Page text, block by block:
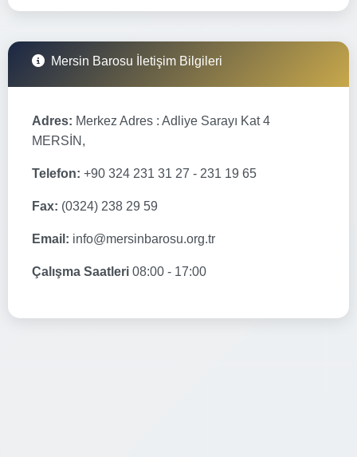
Mersin Barosu İletişim Bilgileri
Adres: Merkez Adres : Adliye Sarayı Kat 4
MERSİN,
Telefon: +90 324 231 31 27 - 231 19 65
Fax: (0324) 238 29 59
Email: info@mersinbarosu.org.tr
Çalışma Saatleri 08:00 - 17:00